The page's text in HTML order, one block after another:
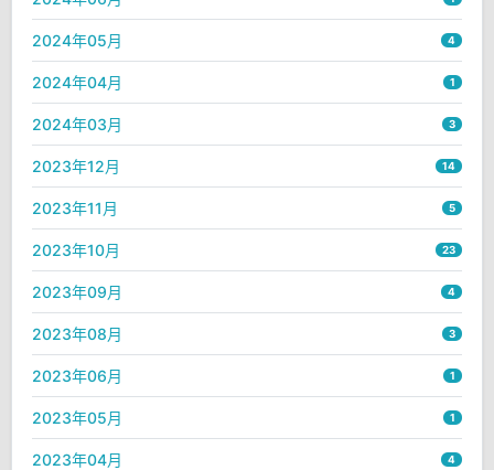
2024年05月 4
2024年04月 1
2024年03月 3
2023年12月 14
2023年11月 5
2023年10月 23
2023年09月 4
2023年08月 3
2023年06月 1
2023年05月 1
2023年04月 4